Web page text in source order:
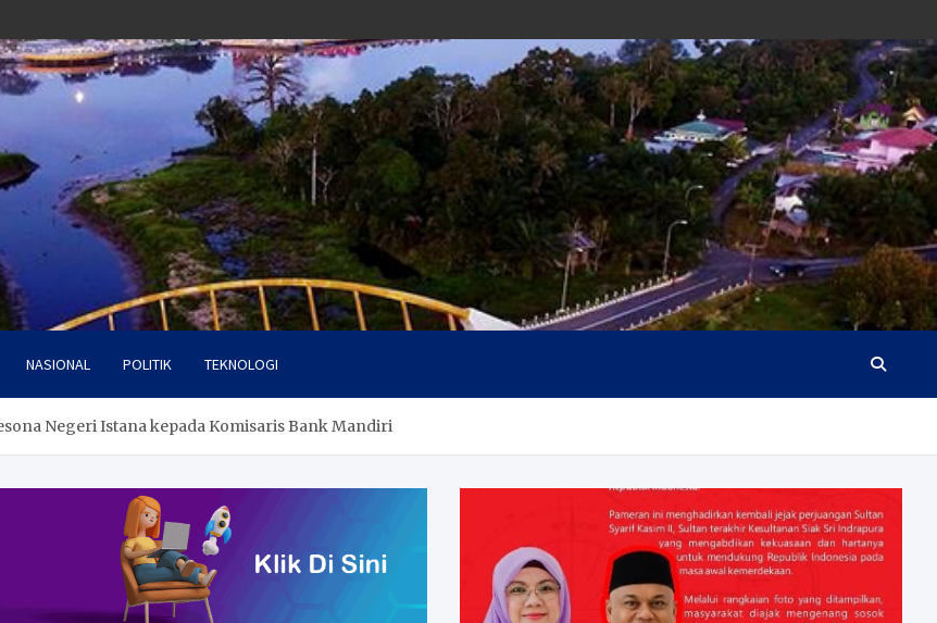
NASIONAL POLITIK TEKNOLOGI
Negeri Istana kepada Komisaris Bank Mandiri